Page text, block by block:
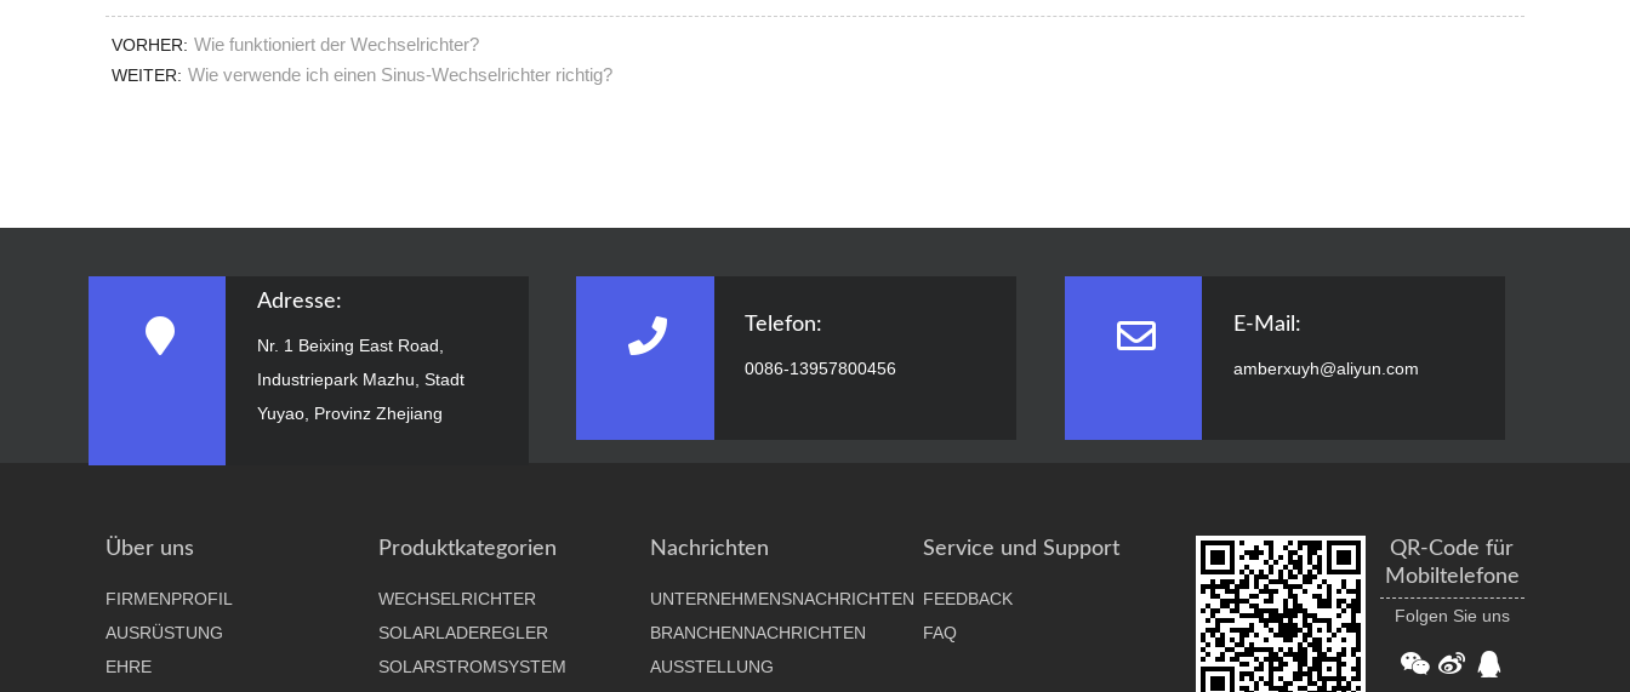
VORHER: Wie funktioniert der Wechselrichter?
WEITER: Wie verwende ich einen Sinus-Wechselrichter richtig?
Adresse:
Nr. 1 Beixing East Road,
Industriepark Mazhu, Stadt
Yuyao, Provinz Zhejiang
Telefon:
0086-13957800456
E-Mail:
amberxuyh@aliyun.com
Über uns
FIRMENPROFIL
AUSRÜSTUNG
EHRE
Produktkategorien
WECHSELRICHTER
SOLARLADEREGLER
SOLARSTROMSYSTEM
Nachrichten
UNTERNEHMENSNACHRICHTEN
BRANCHENNACHRICHTEN
AUSSTELLUNG
Service und Support
FEEDBACK
FAQ
QR-Code für
Mobiltelefone
Folgen Sie uns